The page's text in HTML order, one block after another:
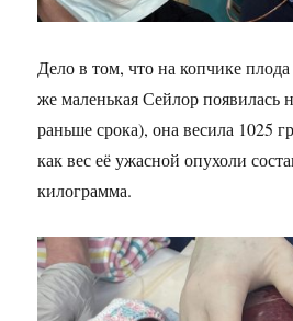
Дело в том, что на копчике
же маленькая Сейлор появилась
раньше срока), она весила 1025
как вес её ужасной опухоли
килограмма.